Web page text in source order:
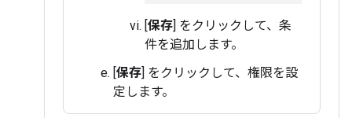
保存 ] をクリックして、条
件を追加します。
保存 ] をクリックして、権限を設
定します。